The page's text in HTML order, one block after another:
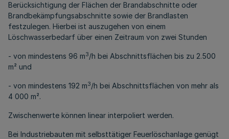
Berücksichtigung der Flächen der Brandabschnitte oder
Brandbekämpfungsabschnitte sowie der Brandlasten
festzulegen. Hierbei ist auszugehen von einem
Löschwasserbedarf über einen Zeitraum von zwei Stunden
- von mindestens 96 m3/h bei Abschnittsflächen bis zu 2.500
m² und
- von mindestens 192 m3/h bei Abschnittsflächen von mehr als
4 000 m².
Zwischenwerte können linear interpoliert werden.
Bei Industriebauten mit selbsttätiger Feuerlöschanlage genügt